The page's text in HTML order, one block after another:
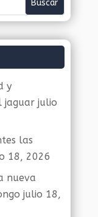
y
jaguar julio
las
18, 2026
nueva
julio 18,